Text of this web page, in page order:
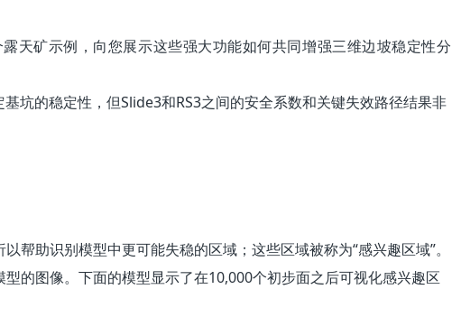
天矿示例，向您展示这些强大功能如何共同增强三维边坡稳定性分
坑的稳定性，但Slide3和RS3之间的安全系数和关键失效路径结果非
助识别模型中更可能失稳的区域；这些区域被称为“感兴趣区域”。
的图像。下面的模型显示了在10,000个初步面之后可视化感兴趣区